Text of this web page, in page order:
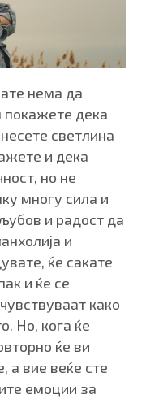
нема да
покажете дека
светлина
и дека
но не
многу сила и
и радост да
и
ќе сакате
и ќе се
како
Но, кога ќе
ќе ви
а вие веќе сте
емоции за